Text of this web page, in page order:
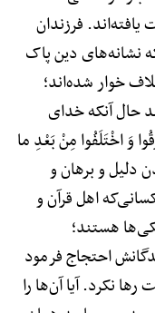
فرزندان
نشانه‌های دین پاک
خوار شده‌اند؛
حال آنکه خدای
وَ اخْتَلَفُوا مِنْ بَعْدِ ما
دلیل و برهان و
اهل قرآن و
هستند؛
احتجاج فرمود
نکرد. آیا آن‌ها را